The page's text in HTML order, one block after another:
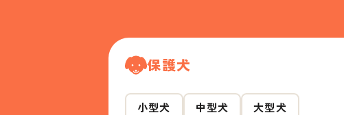
保護犬
小型犬 中型犬 大型犬